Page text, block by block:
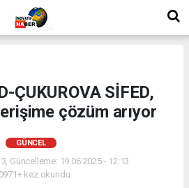
ÇUKUROVA SİFED,
çözüm arıyor
GÜNCEL
Güncelleme: 19.06.2025 - 12:13
kez okundu.